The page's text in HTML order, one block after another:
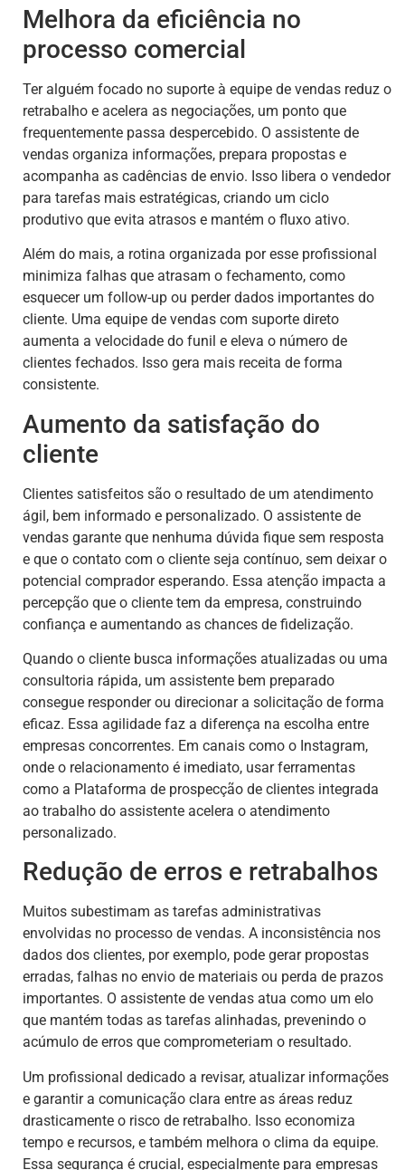
Melhora da eficiência no
processo comercial
Ter alguém focado no suporte à equipe de vendas reduz o
retrabalho e acelera as negociações, um ponto que
frequentemente passa despercebido. O assistente de
vendas organiza informações, prepara propostas e
acompanha as cadências de envio. Isso libera o vendedor
para tarefas mais estratégicas, criando um ciclo
produtivo que evita atrasos e mantém o fluxo ativo.
Além do mais, a rotina organizada por esse profissional
minimiza falhas que atrasam o fechamento, como
esquecer um follow-up ou perder dados importantes do
cliente. Uma equipe de vendas com suporte direto
aumenta a velocidade do funil e eleva o número de
clientes fechados. Isso gera mais receita de forma
consistente.
Aumento da satisfação do
cliente
Clientes satisfeitos são o resultado de um atendimento
ágil, bem informado e personalizado. O assistente de
vendas garante que nenhuma dúvida fique sem resposta
e que o contato com o cliente seja contínuo, sem deixar o
potencial comprador esperando. Essa atenção impacta a
percepção que o cliente tem da empresa, construindo
confiança e aumentando as chances de fidelização.
Quando o cliente busca informações atualizadas ou uma
consultoria rápida, um assistente bem preparado
consegue responder ou direcionar a solicitação de forma
eficaz. Essa agilidade faz a diferença na escolha entre
empresas concorrentes. Em canais como o Instagram,
onde o relacionamento é imediato, usar ferramentas
como a Plataforma de prospecção de clientes integrada
ao trabalho do assistente acelera o atendimento
personalizado.
Redução de erros e retrabalhos
Muitos subestimam as tarefas administrativas
envolvidas no processo de vendas. A inconsistência nos
dados dos clientes, por exemplo, pode gerar propostas
erradas, falhas no envio de materiais ou perda de prazos
importantes. O assistente de vendas atua como um elo
que mantém todas as tarefas alinhadas, prevenindo o
acúmulo de erros que comprometeriam o resultado.
Um profissional dedicado a revisar, atualizar informações
e garantir a comunicação clara entre as áreas reduz
drasticamente o risco de retrabalho. Isso economiza
tempo e recursos, e também melhora o clima da equipe.
Essa segurança é crucial, especialmente para empresas